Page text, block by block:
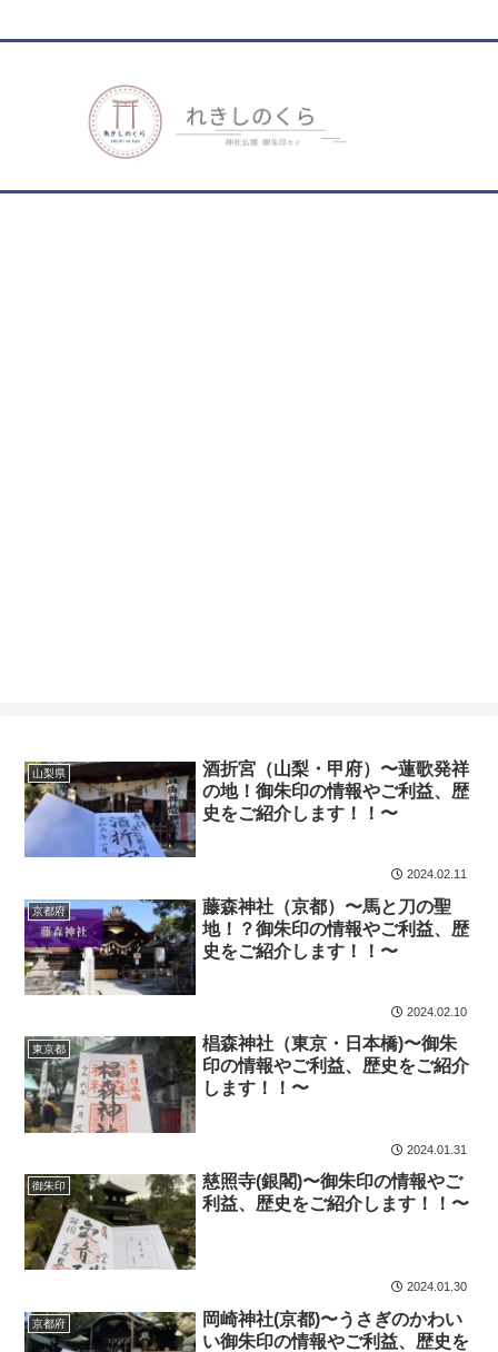
山梨県
酒折宮（山梨・甲府）〜蓮歌発祥
の地！御朱印の情報やご利益、歴
史をご紹介します！！〜
2024.02.11
京都府
藤森神社（京都）〜馬と刀の聖
地！？御朱印の情報やご利益、歴
史をご紹介します！！〜
2024.02.10
東京都
椙森神社（東京・日本橋)〜御朱
印の情報やご利益、歴史をご紹介
します！！〜
2024.01.31
御朱印
慈照寺(銀閣)〜御朱印の情報やご
利益、歴史をご紹介します！！〜
2024.01.30
京都府
岡崎神社(京都)〜うさぎのかわい
い御朱印の情報やご利益、歴史を